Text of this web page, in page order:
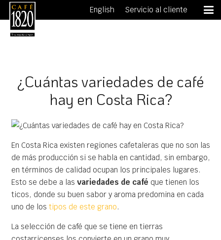
English Servicio al cliente
¿Cuántas variedades de café
hay en Costa Rica?
En Costa Rica existen regiones cafetaleras que no son las
de más producción si se habla en cantidad, sin embargo,
en términos de calidad ocupan los principales lugares.
Esto se debe a las variedades de café que tienen los
ticos, donde su buen sabor y aroma predomina en cada
uno de los tipos de este grano.
La selección de café que se tiene en tierras